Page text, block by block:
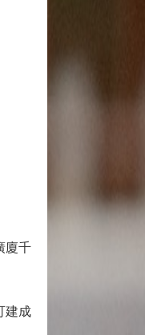
廈千
建成